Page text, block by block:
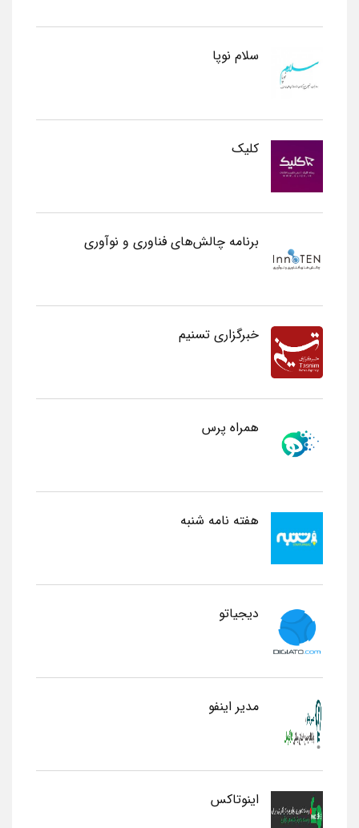
سلام نوپا
کلیک
برنامه چالش‌های فناوری و نوآوری
خبرگزاری تسنیم
همراه پرس
هفته نامه شنبه
دیجیاتو
مدیر اینفو
اینوتاکس